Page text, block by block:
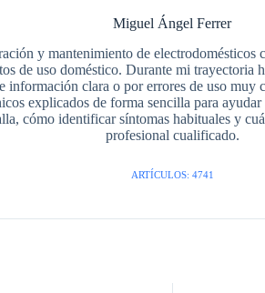
Miguel Ángel Ferrer
y mantenimiento de electrodomésticos
de uso doméstico. Durante mi trayectoria
información clara o por errores de uso muy
explicados de forma sencilla para
cómo identificar síntomas habituales y
profesional cualificado.
ARTÍCULOS: 4741